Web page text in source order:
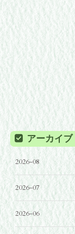
アーカイブ
2026-08
2026-07
2026-06